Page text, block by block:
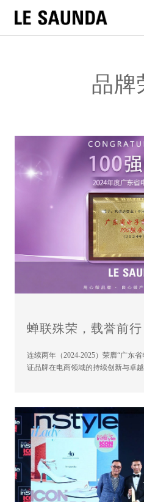
品牌
蝉联殊荣，载誉前行
连续两年（2024-2025）荣膺“广东
证品牌在电商领域的持续创新与卓